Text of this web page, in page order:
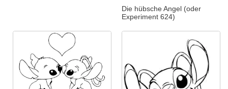
Die hübsche Angel (oder
Experiment 624)